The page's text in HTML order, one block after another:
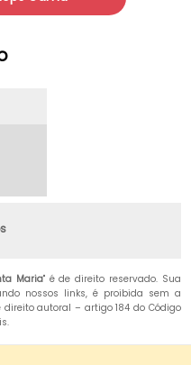
Maria" é de direito reservado. Sua
nossos links, é proibida sem a
autoral – artigo 184 do Código
.